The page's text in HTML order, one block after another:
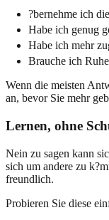
?bernehme ich
Habe ich genug
Habe ich mehr
Brauche ich
Wenn die meisten
an, bevor Sie mehr
Lernen, ohne
Nein zu sagen kann
sich um andere zu
freundlich.
Probieren Sie diese